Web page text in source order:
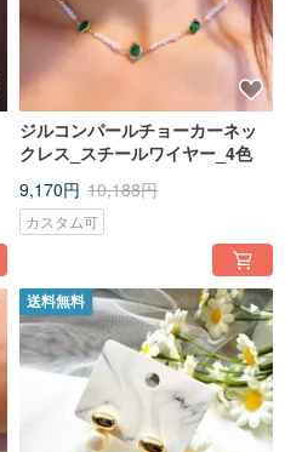
ジルコンパールチョーカーネッ
クレス_スチールワイヤー_4色
9,170円 10,188円
カスタム可
送料無料